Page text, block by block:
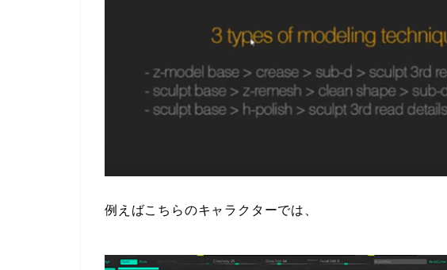
例えばこちらのキャラクターでは、